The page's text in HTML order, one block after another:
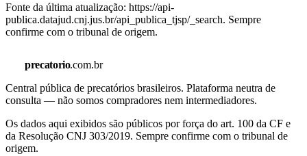
Fonte da última atualização: https://api-
publica.datajud.cnj.jus.br/api_publica_tjsp/_search. Sempre
confirme com o tribunal de origem.
precatorio.com.br
Central pública de precatórios brasileiros. Plataforma neutra de
consulta — não somos compradores nem intermediadores.
Os dados aqui exibidos são públicos por força do art. 100 da CF e
da Resolução CNJ 303/2019. Sempre confirme com o tribunal de
origem.